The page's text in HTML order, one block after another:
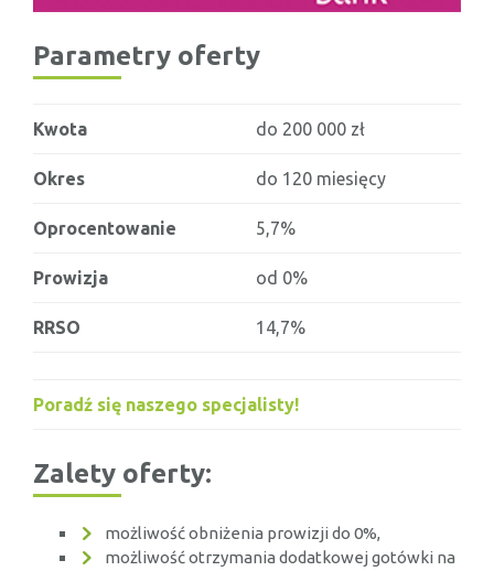
Parametry oferty
Kwota do 200 000 zł
Okres do 120 miesięcy
Oprocentowanie 5,7%
Prowizja od 0%
RRSO 14,7%
Poradź się naszego specjalisty!
Zalety oferty:
możliwość obniżenia prowizji do 0%,
możliwość otrzymania dodatkowej gotówki na